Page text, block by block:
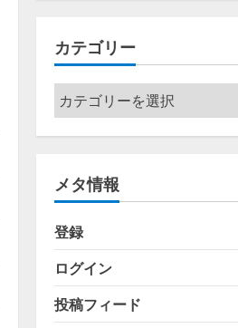
ブ
カテゴリー
カ
テ
ゴ
ー
メタ情報
登録
ログイン
投稿フィード